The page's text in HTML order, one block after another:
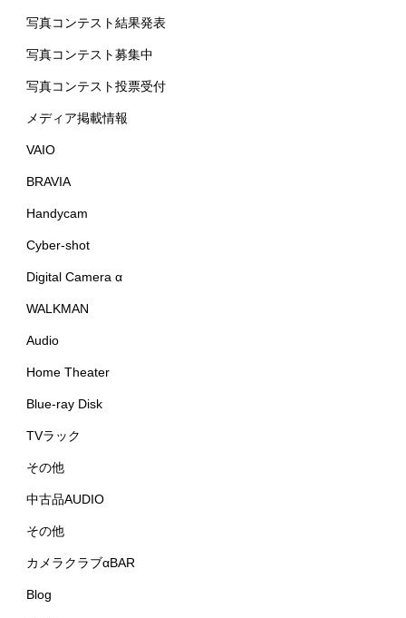
写真コンテスト結果発表
写真コンテスト募集中
写真コンテスト投票受付
メディア掲載情報
VAIO
BRAVIA
Handycam
Cyber-shot
Digital Camera α
WALKMAN
Audio
Home Theater
Blue-ray Disk
TVラック
その他
中古品AUDIO
その他
カメラクラブαBAR
Blog